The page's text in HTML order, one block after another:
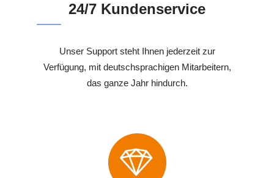
24/7 Kundenservice
Unser Support steht Ihnen jederzeit zur
Verfügung, mit deutschsprachigen Mitarbeitern,
das ganze Jahr hindurch.